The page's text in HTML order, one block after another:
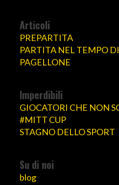
Articoli
PREPARTITA
PARTITA NEL TEMPO
PAGELLONE
Imperdibili
GIOCATORI CHE NON
#MITT CUP
STAGNO DELLO SPORT
Su di noi
blog